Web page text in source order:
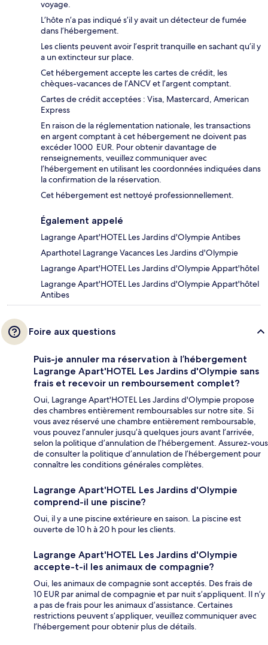
voyage.
L’hôte n’a pas indiqué s’il y avait un détecteur de fumée
dans l’hébergement.
Les clients peuvent avoir l’esprit tranquille en sachant qu’il y
a un extincteur sur place.
Cet hébergement accepte les cartes de crédit, les
chèques-vacances de l’ANCV et l’argent comptant.
Cartes de crédit acceptées : Visa, Mastercard, American
Express
En raison de la réglementation nationale, les transactions
en argent comptant à cet hébergement ne doivent pas
excéder 1000 EUR. Pour obtenir davantage de
renseignements, veuillez communiquer avec
l’hébergement en utilisant les coordonnées indiquées dans
la confirmation de la réservation.
Cet hébergement est nettoyé professionnellement.
Également appelé
Lagrange Apart'HOTEL Les Jardins d'Olympie Antibes
Aparthotel Lagrange Vacances Les Jardins d'Olympie
Lagrange Apart'HOTEL Les Jardins d'Olympie Appart'hôtel
Lagrange Apart'HOTEL Les Jardins d'Olympie Appart'hôtel
Antibes
Foire aux questions
Puis-je annuler ma réservation à l’hébergement
Lagrange Apart'HOTEL Les Jardins d'Olympie sans
frais et recevoir un remboursement complet?
Oui, Lagrange Apart'HOTEL Les Jardins d'Olympie propose
des chambres entièrement remboursables sur notre site. Si
vous avez réservé une chambre entièrement remboursable,
vous pouvez l’annuler jusqu’à quelques jours avant l’arrivée,
selon la politique d’annulation de l’hébergement. Assurez-vous
de consulter la politique d’annulation de l’hébergement pour
connaître les conditions générales complètes.
Lagrange Apart'HOTEL Les Jardins d'Olympie
comprend-il une piscine?
Oui, il y a une piscine extérieure en saison. La piscine est
ouverte de 10 h à 20 h pour les clients.
Lagrange Apart'HOTEL Les Jardins d'Olympie
accepte-t-il les animaux de compagnie?
Oui, les animaux de compagnie sont acceptés. Des frais de
10 EUR par animal de compagnie et par nuit s’appliquent. Il n’y
a pas de frais pour les animaux d’assistance. Certaines
restrictions peuvent s’appliquer, veuillez communiquer avec
l’hébergement pour obtenir plus de détails.